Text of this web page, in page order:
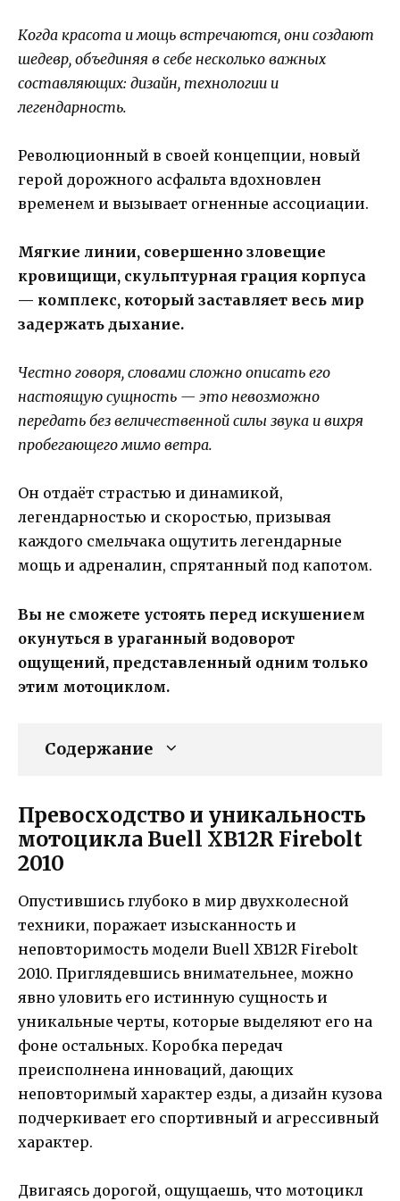
Когда красота и мощь встречаются, они создают
шедевр, объединяя в себе несколько важных
составляющих: дизайн, технологии и
легендарность.
Революционный в своей концепции, новый
герой дорожного асфальта вдохновлен
временем и вызывает огненные ассоциации.
Мягкие линии, совершенно зловещие
кровищищи, скульптурная грация корпуса
— комплекс, который заставляет весь мир
задержать дыхание.
Честно говоря, словами сложно описать его
настоящую сущность — это невозможно
передать без величественной силы звука и вихря
пробегающего мимо ветра.
Он отдаёт страстью и динамикой,
легендарностью и скоростью, призывая
каждого смельчака ощутить легендарные
мощь и адреналин, спрятанный под капотом.
Вы не сможете устоять перед искушением
окунуться в ураганный водоворот
ощущений, представленный одним только
этим мотоциклом.
Содержание
Превосходство и уникальность
мотоцикла Buell XB12R Firebolt
2010
Опустившись глубоко в мир двухколесной
техники, поражает изысканность и
неповторимость модели Buell XB12R Firebolt
2010. Приглядевшись внимательнее, можно
явно уловить его истинную сущность и
уникальные черты, которые выделяют его на
фоне остальных. Коробка передач
преисполнена инноваций, дающих
неповторимый характер езды, а дизайн кузова
подчеркивает его спортивный и агрессивный
характер.
Двигаясь дорогой, ощущаешь, что мотоцикл